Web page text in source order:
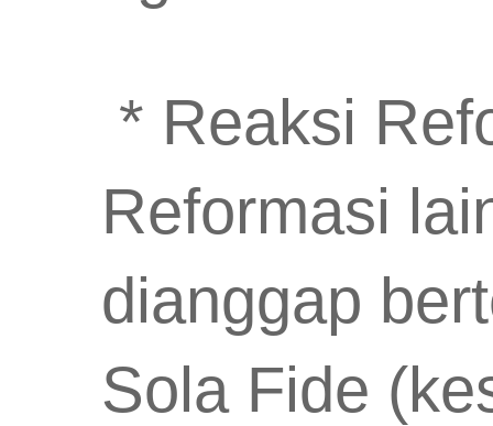
* Reaksi
Reformasi
dianggap
Sola Fide